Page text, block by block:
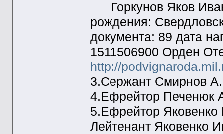
Горкунов Яков
рождения:
документа: 89 дата
1511506900 Орден
http://
3.Сержант Смирнов
4.Ефрейтор Печенюк
5.Ефрейтор
Лейтенант Яковенко